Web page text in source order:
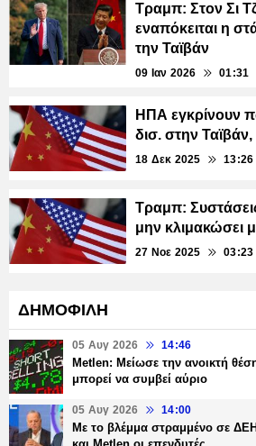
Τραμπ: Στον Σι
εναπόκειται η
την Ταϊβάν
09 Ιαν 2026 01:31
ΗΠΑ εγκρίνουν
δισ. στην
18 Δεκ 2025 13:26
Τραμπ:
μην κλιμακώσει
27 Νοε 2025 03:23
ΔΗΜΟΦΙΛΗ
05 Αυγ 2026 14:46
Metlen: Μείωσε την ανοικτή
μπορεί να συμβεί αύριο
05 Αυγ 2026 14:00
Με το βλέμμα στραμμένο σε